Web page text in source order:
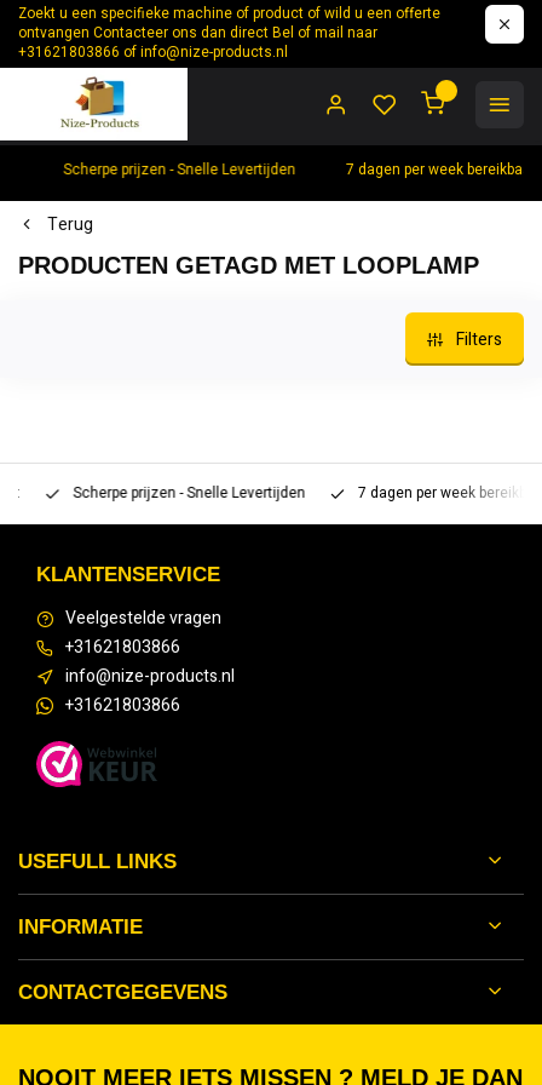
Zoekt u een specifieke machine of product of wild u een offerte
ontvangen Contacteer ons dan direct Bel of mail naar
+31621803866 ofinfo@nize-products.nl
Scherpe prijzen - Snelle Levertijden 7 dagen per week bereikbaar
Terug
PRODUCTEN GETAGD MET LOOPLAMP
Filters
Scherpe prijzen - Snelle Levertijden 7 dagen per week bereikbaar
KLANTENSERVICE
Veelgestelde vragen
+31621803866
info@nize-products.nl
+31621803866
USEFULL LINKS
INFORMATIE
CONTACTGEGEVENS
NOOIT MEER IETS MISSEN ? MELD JE DAN